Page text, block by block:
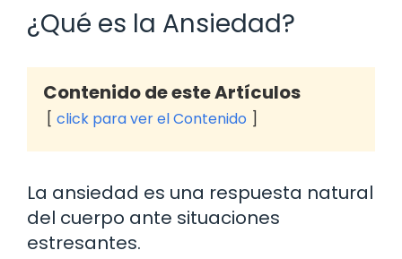
¿Qué es la Ansiedad?
Contenido de este Artículos
click para ver el Contenido
La ansiedad es una respuesta natural
del cuerpo ante situaciones
estresantes.